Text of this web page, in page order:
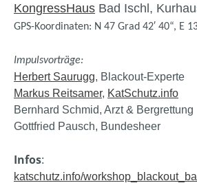
KongressHaus Bad Ischl,
GPS-Koordinaten: N 47 Grad 42′ 40“, E
Impulsvorträge:
Herbert Saurugg, Blackout-Experte
Markus Reitsamer, KatSchutz.info
Bernhard Schmid, Arzt & Bergrettung
Gottfried Pausch, Bundesheer
Infos:
katschutz.info/